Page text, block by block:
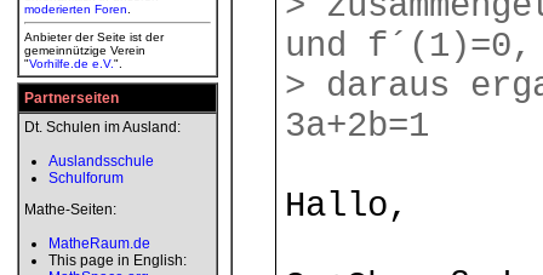
moderierten Foren
Anbieter der Seite ist der
gemeinnützige Verein
"Vorhilfe.de e.V.".
Partnerseiten
Dt. Schulen im Ausland:
Auslandsschule
Schulforum
Mathe-Seiten:
MatheRaum.de
This page in English:
und f´(1)=0,
> daraus
3a+2b=1
Hallo,